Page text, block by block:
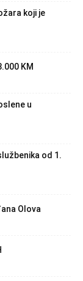
koji je
KM
u
od 1.
Olova